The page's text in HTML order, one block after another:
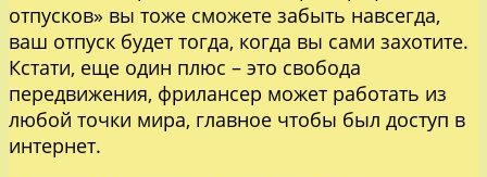
отпусков» вы тоже сможете забыть навсегда,
ваш отпуск будет тогда, когда вы сами захотите.
Кстати, еще один плюс – это свобода
передвижения, фрилансер может работать из
любой точки мира, главное чтобы был доступ в
интернет.